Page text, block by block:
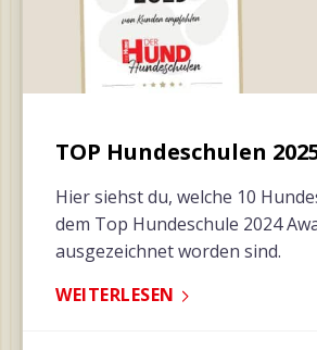
TOP Hundeschulen
Hier siehst du, welche 10
dem Top Hundeschule 2024
ausgezeichnet worden sind.
WEITERLESEN